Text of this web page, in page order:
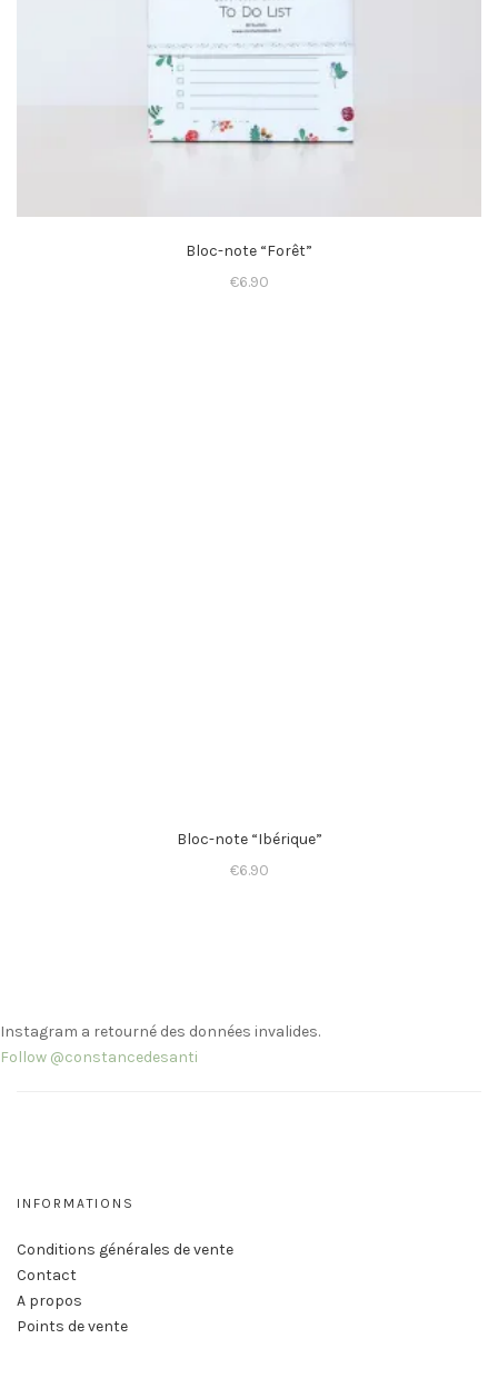
Bloc-note “Forêt”
€6.90
Bloc-note “Ibérique”
€6.90
Instagram a retourné des données invalides.
Follow @constancedesanti
INFORMATIONS
Conditions générales de vente
Contact
A propos
Points de vente